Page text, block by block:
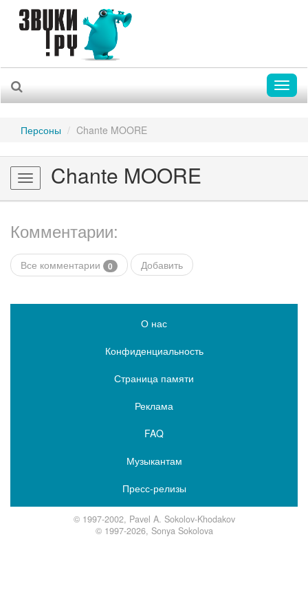
Персоны Chante MOORE
Toggle
navigation
Chante MOORE
Комментарии:
Все комментарии 0 Добавить
О нас
Конфиденциальность
Страница памяти
Реклама
FAQ
Музыкантам
Пресс-релизы
© 1997-2002, Pavel A. Sokolov-Khodakov
© 1997-2026, Sonya Sokolova